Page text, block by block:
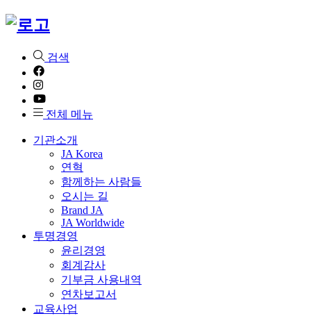
검색
전체 메뉴
기관소개
JA Korea
연혁
함께하는 사람들
오시는 길
Brand JA
JA Worldwide
투명경영
윤리경영
회계감사
기부금 사용내역
연차보고서
교육사업